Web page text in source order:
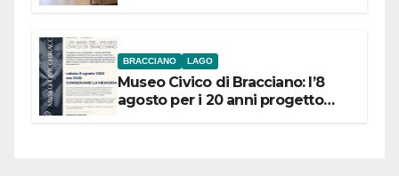
BRACCIANO LAGO
Museo Civico di Bracciano: l’8
agosto per i 20 anni progetto